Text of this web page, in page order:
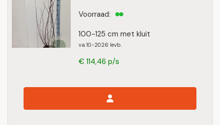
100-125 cm met kluit
va.10-2026 levb.
Voorraad:
€ 114,46 p/s